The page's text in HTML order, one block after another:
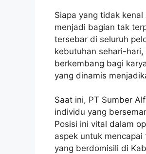
Siapa yang tidak
menjadi bagian tak
tersebar di seluruh
kebutuhan sehari-
berkembang bagi
yang dinamis
Saat ini, PT Sumber
individu yang
Posisi ini vital dalam
aspek untuk
yang berdomisili di